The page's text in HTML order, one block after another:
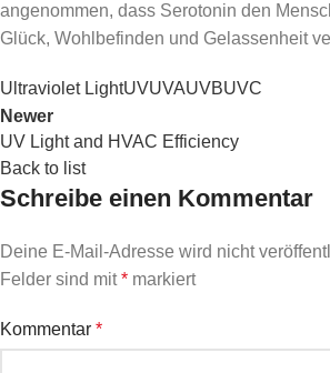
angenommen, dass Serotonin den
Glück, Wohlbefinden und Gelassenheit
Ultraviolet LightUVUVAUVBUVC
Newer
UV Light and HVAC Efficiency
Back to list
Schreibe einen Kommentar
Deine E-Mail-Adresse wird nicht
Felder sind mit* markiert
Kommentar *